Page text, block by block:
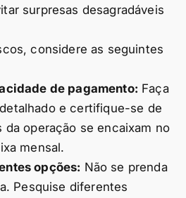
surpresas desagradáveis
considere as seguintes
de pagamento: Faça
e certifique-se de
da operação se encaixam no
mensal.
opções: Não se prenda
Pesquise diferentes